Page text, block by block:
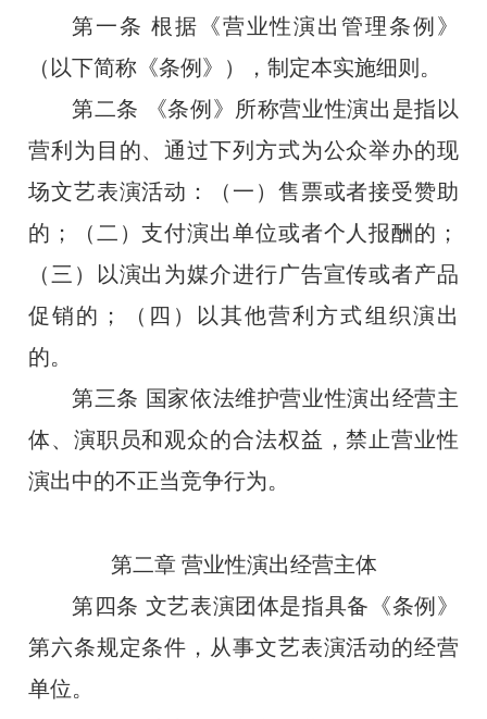
第一条 根据《营业性演出管理条例》
（以下简称《条例》），制定本实施细则。
第二条
《条例》所称营业性演出是指以
营利为目的、通过下列方式为公众举办的现
场文艺表演活动：（一）售票或者接受赞助
的；（二）支付演出单位或者个人报酬的；
（三）以演出为媒介进行广告宣传或者产品
促销的；（四）以其他营利方式组织演出
的。
第三条 国家依法维护营业性演出经营主
体、演职员和观众的合法权益，禁止营业性
演出中的不正当竞争行为。
第二章 营业性演出经营主体
第四条 文艺表演团体是指具备《条例》
第六条规定条件，从事文艺表演活动的经营
单位。